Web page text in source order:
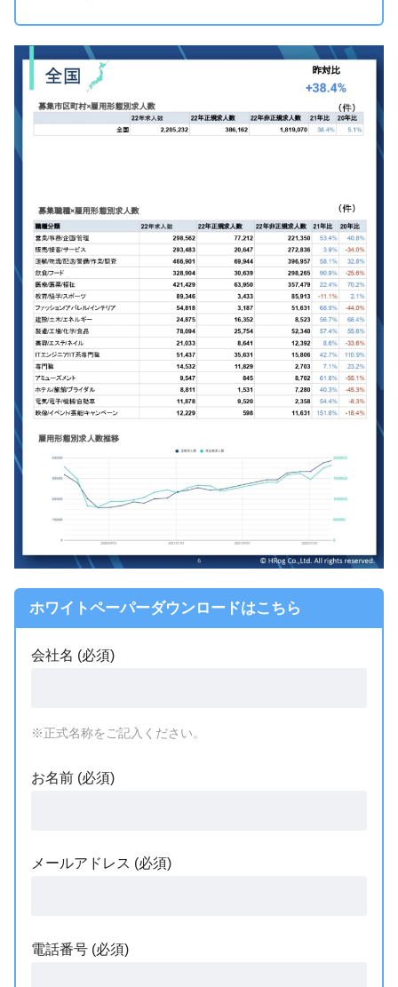
ホワイトペーパーダウンロードはこちら
会社名 (必須)
※正式名称をご記入ください。
お名前 (必須)
メールアドレス (必須)
電話番号 (必須)